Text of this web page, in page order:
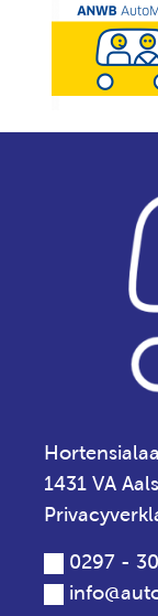
1431 VA
0297 -